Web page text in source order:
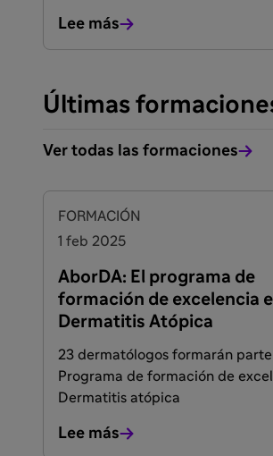
Lee más
Últimas
Ver todas las formaciones
FORMACIÓN
1 feb 2025
AborDA: El programa de
formación de excelencia
Dermatitis Atópica
23 dermatólogos formarán parte
Programa de formación de
Dermatitis atópica
Lee más